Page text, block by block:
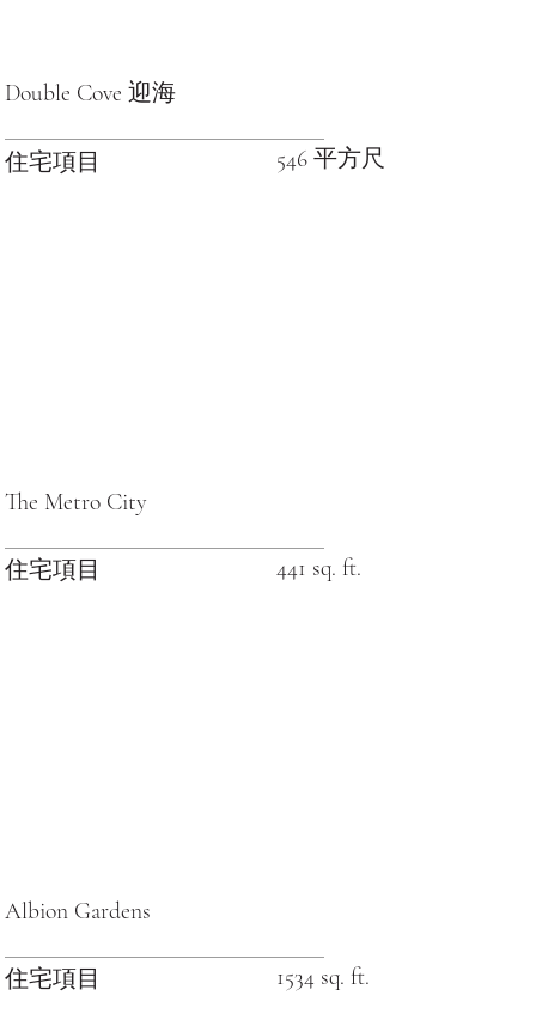
Double Cove 迎海
住宅項目 546 平方尺
The Metro City
住宅項目 441 sq. ft.
Albion Gardens
住宅項目 1534 sq. ft.